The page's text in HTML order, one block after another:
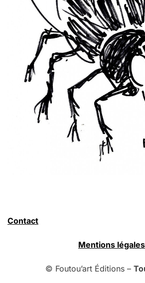
Contact
Mentions légales
© Foutou’art Éditions –